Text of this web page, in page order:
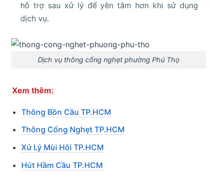
hỗ trợ sau xử lý để yên tâm hơn khi sử dụng
dịch vụ.
Dịch vụ thông cống nghẹt phường Phú Thọ
Xem thêm:
Thông Bồn Cầu TP.HCM
Thông Cống Nghẹt TP.HCM
Xử Lý Mùi Hôi TP.HCM
Hút Hầm Cầu TP.HCM